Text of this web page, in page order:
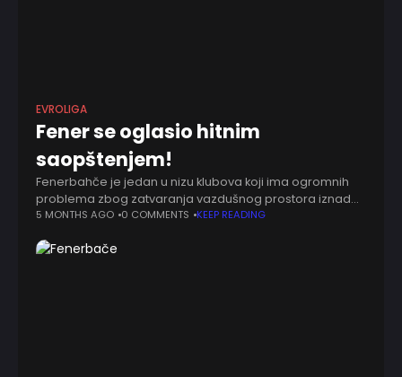
EVROLIGA
Fener se oglasio hitnim
saopštenjem!
Fenerbahče je jedan u nizu klubova koji ima ogromnih
problema zbog zatvaranja vazdušnog prostora iznad
Ujedinjenih Arapskih Emirata. Aktuelni šampion Evrope
Armando
5 MONTHS AGO 0 COMMENTS KEEP READING